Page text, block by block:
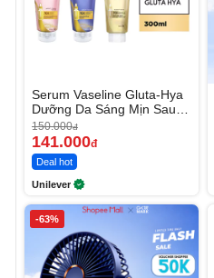
Serum Vaseline Gluta-Hya
Dưỡng Da Sáng Mịn Sau 7
Ngày
150.000đ
141.000đ
Deal hot
Unilever
-63%